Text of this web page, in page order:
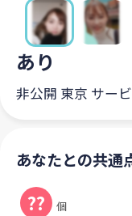
あり
非公開 東京 サー
あなたとの共通
?? 個